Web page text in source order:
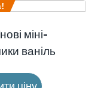
міні-
ваніль